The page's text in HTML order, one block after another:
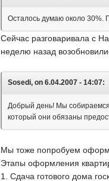
Осталось думаю около 30%.
Сейчас разговаривала с
неделю назад
Sosedi, on 6.04.2007 - 14:07:
Добрый день! Мы собираемся
который они обязаны
Мы тоже попробуем
Этапы оформления
1. Сдача готового дома